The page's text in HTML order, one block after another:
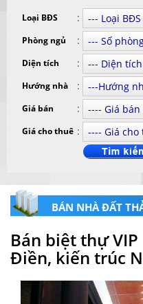
Loại BĐS :
Phòng ngủ :
Diện tích :
Hướng nhà :
Giá bán :
Giá cho thuê :
BÁN NHÀ ĐẤT
Bán biệt thự
Điền, kiến trúc